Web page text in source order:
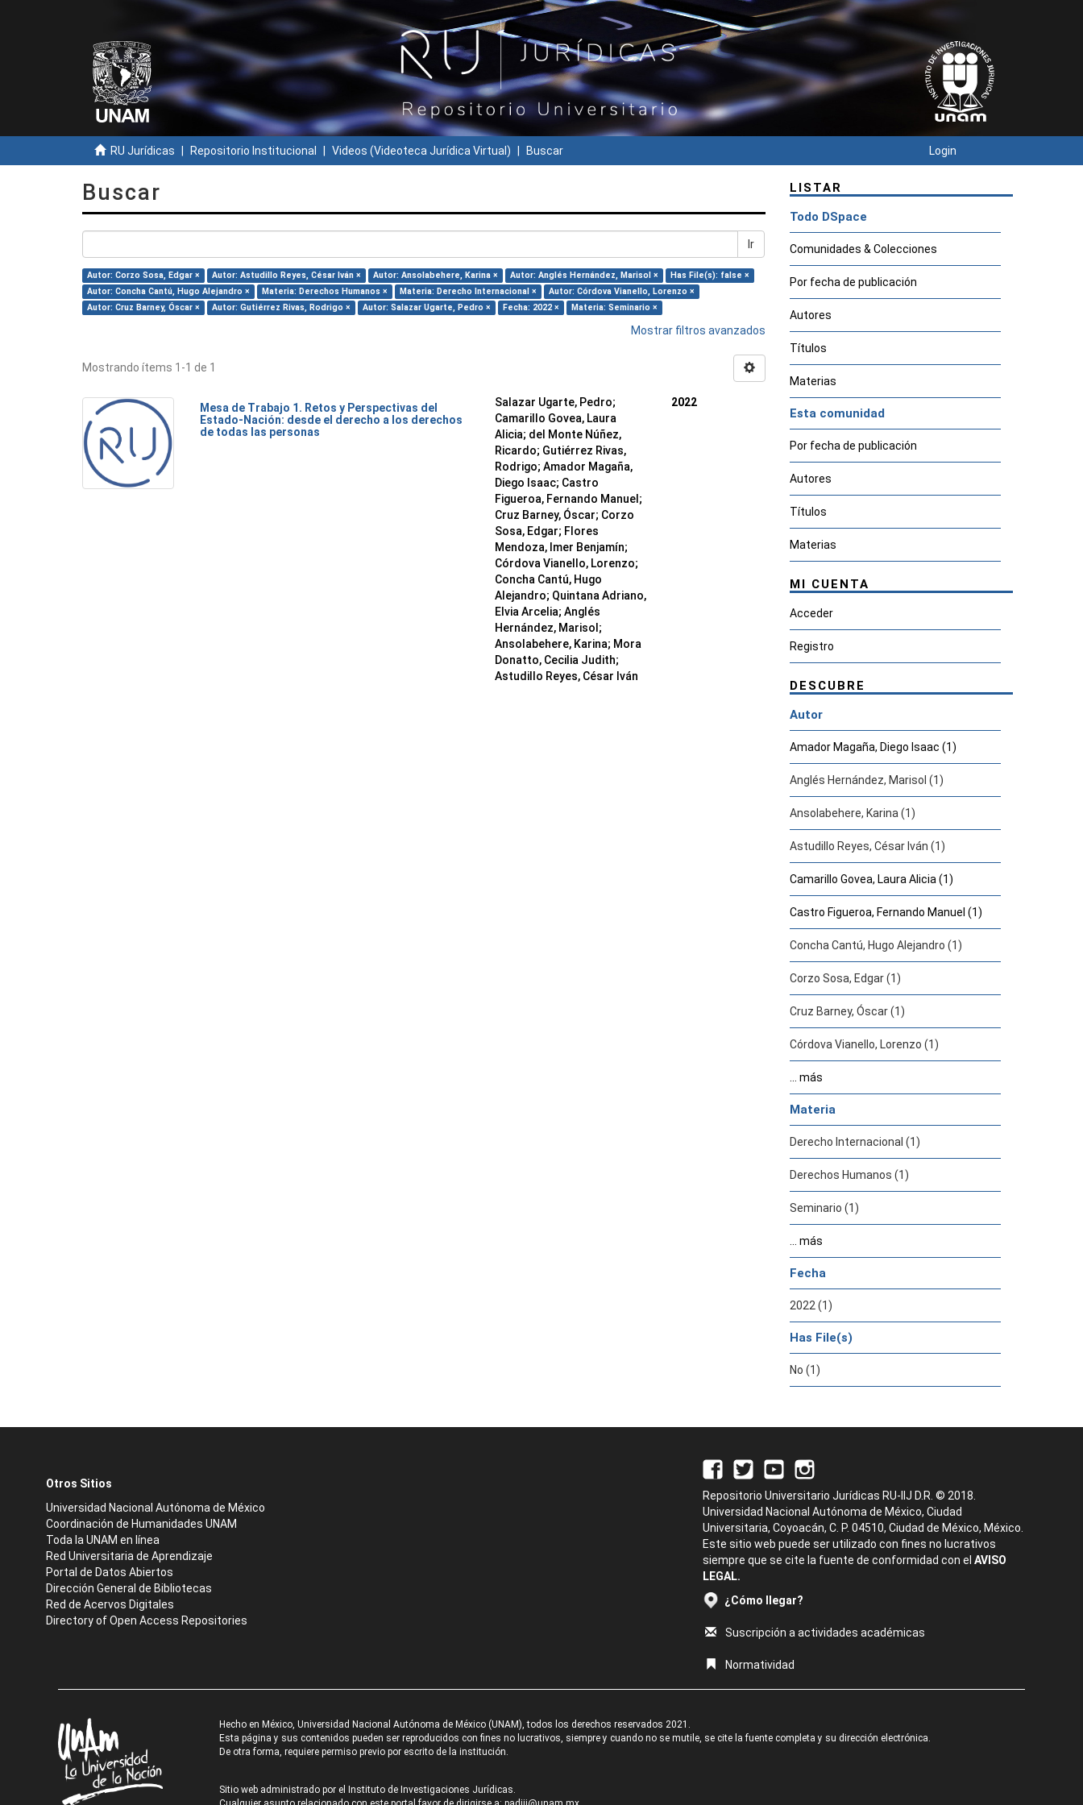
RU Jurídicas Repositorio Institucional Videos (Videoteca Jurídica Virtual) Buscar Login
Buscar
Ir
Autor: Corzo Sosa, Edgar × Autor: Astudillo Reyes, César Iván × Autor: Ansolabehere, Karina × Autor: Anglés Hernández, Marisol ×
Has File(s): false ×
Autor: Concha Cantú, Hugo Alejandro ×
Materia: Derechos Humanos × Materia: Derecho Internacional ×
Autor: Córdova Vianello, Lorenzo ×
Autor: Cruz Barney, Óscar ×
Autor: Gutiérrez Rivas, Rodrigo × Autor: Salazar Ugarte, Pedro × Fecha: 2022 × Materia: Seminario ×
Mostrar filtros avanzados
Mostrando ítems 1-1 de 1
Mesa de Trabajo 1. Retos y Perspectivas del
Estado-Nación: desde el derecho a los derechos
de todas las personas
Salazar Ugarte, Pedro;
Camarillo Govea, Laura
Alicia; del Monte Núñez,
Ricardo; Gutiérrez Rivas,
Rodrigo; Amador Magaña,
Diego Isaac; Castro
Figueroa, Fernando Manuel ;
Cruz Barney, Óscar; Corzo
Sosa, Edgar; Flores
Mendoza, Imer Benjamín;
Córdova Vianello, Lorenzo;
Concha Cantú, Hugo
Alejandro; Quintana Adriano,
Elvia Arcelia; Anglés
Hernández, Marisol ;
Ansolabehere, Karina; Mora
Donatto, Cecilia Judith;
Astudillo Reyes, César Iván
2022
LISTAR
Todo DSpace
Comunidades & Colecciones
Por fecha de publicación
Autores
Títulos
Materias
Esta comunidad
Por fecha de publicación
Autores
Títulos
Materias
MI CUENTA
Acceder
Registro
DESCUBRE
Autor
Amador Magaña, Diego Isaac (1)
Anglés Hernández, Marisol (1)
Ansolabehere, Karina (1)
Astudillo Reyes, César Iván (1)
Camarillo Govea, Laura Alicia (1)
Castro Figueroa, Fernando Manuel (1)
Concha Cantú, Hugo Alejandro (1)
Corzo Sosa, Edgar (1)
Cruz Barney, Óscar (1)
Córdova Vianello, Lorenzo (1)
... más
Materia
Derecho Internacional (1)
Derechos Humanos (1)
Seminario (1)
... más
Fecha
2022 (1)
Has File(s)
No (1)
Otros Sitios
Universidad Nacional Autónoma de México
Coordinación de Humanidades UNAM
Toda la UNAM en línea
Red Universitaria de Aprendizaje
Portal de Datos Abiertos
Dirección General de Bibliotecas
Red de Acervos Digitales
Directory of Open Access Repositories
Repositorio Universitario Jurídicas RU-IIJ D.R. © 2018.
Universidad Nacional Autónoma de México, Ciudad
Universitaria, Coyoacán, C. P. 04510, Ciudad de México, México.
Este sitio web puede ser utilizado con fines no lucrativos
siempre que se cite la fuente de conformidad con el AVISO
LEGAL.
¿Cómo llegar?
Suscripción a actividades académicas
Normatividad
Hecho en México, Universidad Nacional Autónoma de México (UNAM), todos los derechos reservados 2021.
Esta página y sus contenidos pueden ser reproducidos con fines no lucrativos, siempre y cuando no se mutile, se cite la fuente completa y su dirección electrónica.
De otra forma, requiere permiso previo por escrito de la institución.
Sitio web administrado por el Instituto de Investigaciones Jurídicas.